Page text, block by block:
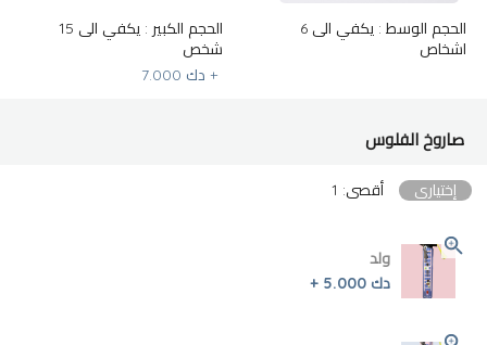
الحجم الوسط : يكفي الى 6
اشخاص
الحجم الكبير : يكفي الى 15
شخص
+ دك 7.000
صاروخ الفلوس
إختياري أقصى: 1
ولد
دك 5.000 +